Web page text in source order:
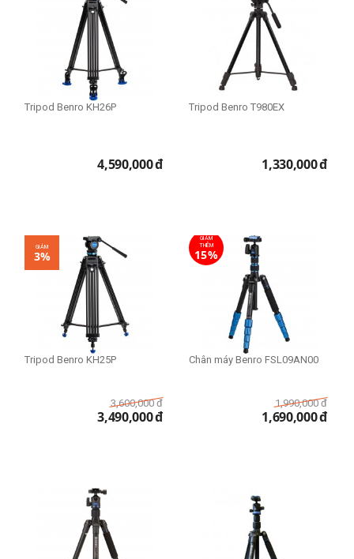
Tripod Benro KH26P
4,590,000đ
Tripod Benro T980EX
1,330,000đ
GIẢM
3%
Tripod Benro KH25P
3,600,000 đ
3,490,000đ
GIẢM
THÊM
15%
Chân máy Benro FSL09AN00
1,990,000 đ
1,690,000đ